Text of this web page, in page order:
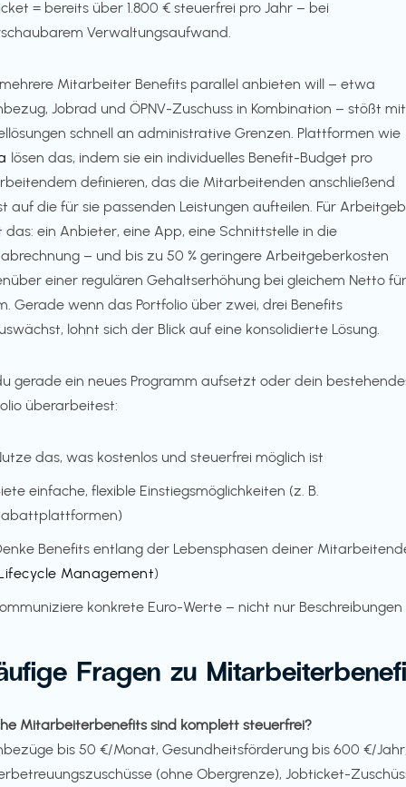
= bereits über 1.800 € steuerfrei pro Jahr – bei
Verwaltungsaufwand.
Mitarbeiter Benefits parallel anbieten will – etwa
Jobrad und ÖPNV-Zuschuss in Kombination – stößt mit
schnell an administrative Grenzen. Plattformen wie
lösen das, indem sie ein individuelles Benefit-Budget pro
definieren, das die Mitarbeitenden anschließend
auf die für sie passenden Leistungen aufteilen. Für
das: ein Anbieter, eine App, eine Schnittstelle in die
– und bis zu 50 % geringere Arbeitgeberkosten
einer regulären Gehaltserhöhung bei gleichem Netto
Gerade wenn das Portfolio über zwei, drei Benefits
lohnt sich der Blick auf eine konsolidierte Lösung.
gerade ein neues Programm aufsetzt oder dein
überarbeitest:
das, was kostenlos und steuerfrei möglich ist
einfache, flexible Einstiegsmöglichkeiten (z. B.
Benefits entlang der Lebensphasen deiner
Management)
konkrete Euro-Werte – nicht nur Beschreibungen
Fragen zu
Mitarbeiterbenefits sind komplett steuerfrei?
bis 50 €/Monat, Gesundheitsförderung bis 600 €/
(ohne Obergrenze), Jobticket-